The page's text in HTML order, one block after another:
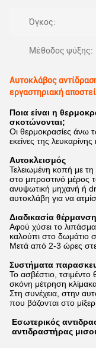
Όγκος:
Μέθοδος ψύξης:
Αυτοκλάβος
εργαστηριακή
Ποια είναι η
σκοτώνονται;
Οι θερμοκρασίες άνω
εκείνες της
Αυτοκλεισμός
Τελειωμένη κοπή με
στο μπροστινό μέρος
ανυψωτική μηχανή ή
αυτοκλάβη για να
Διαδικασία
Αφού χύσει το
καλούπι στο δωμάτιο
Μετά από 2-3 ώρες
Συστήματα
Το ασβέστιο,
σκόνη μέτρηση
Στη συνέχεια, στην
που βάζονται στο
Εσωτερικός
αντιδραστήρας